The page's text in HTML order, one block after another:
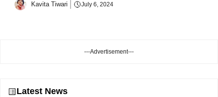
Kavita Tiwari July 6, 2024
---Advertisement---
Latest News